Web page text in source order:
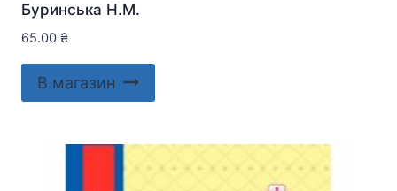
Буринська Н.М.
65.00 ₴
В магазин